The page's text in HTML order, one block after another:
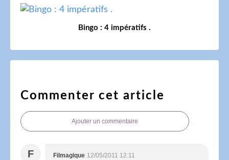
Bingo : 4 impératifs .
Commenter cet article
Ajouter un commentaire
F Filmagique 12/05/2011 12:11